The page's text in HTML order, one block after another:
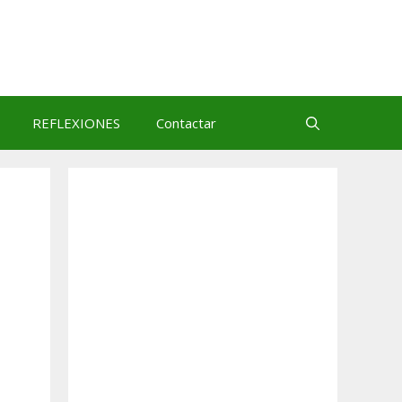
REFLEXIONES Contactar